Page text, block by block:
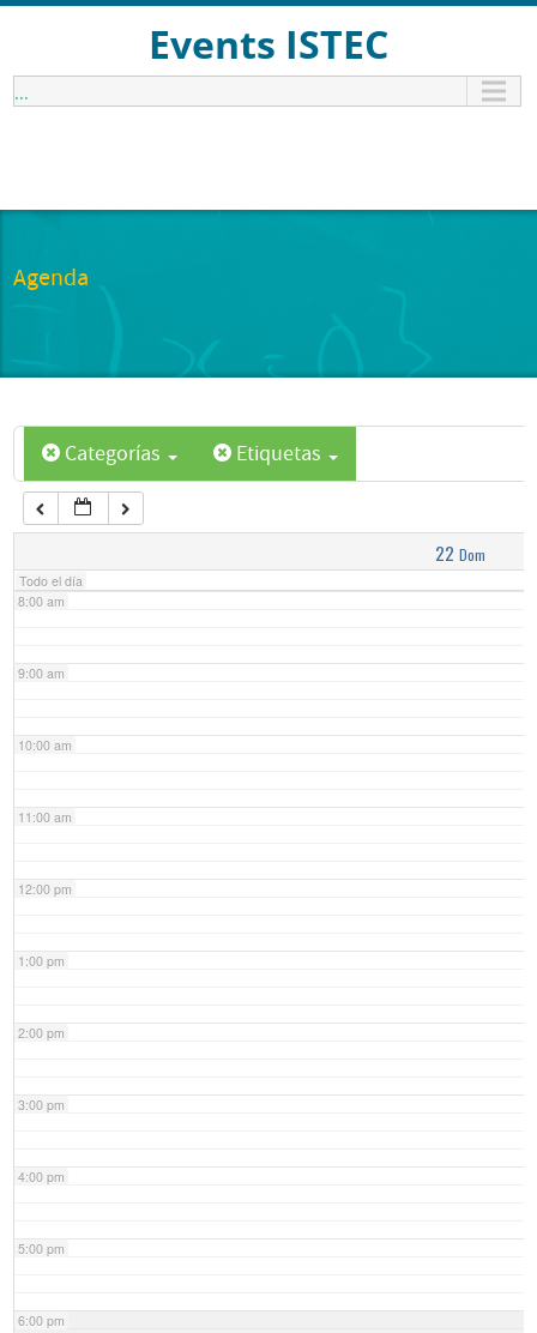
Events ISTEC
...
Agenda
Categorías Etiquetas
22 Dom
Todo el día
1:00 am
6:00 am
7:00 am
8:00 am
9:00 am
10:00 am
11:00 am
12:00 pm
1:00 pm
2:00 pm
3:00 pm
4:00 pm
5:00 pm
6:00 pm